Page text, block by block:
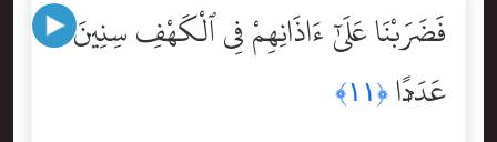
فَضَرَبْنَا عَلَىٰٓ ءَاذَانِهِمْ فِى ٱلْكَهْفِ سِنِينَ
عَدَدًۭا ﴿١١﴾